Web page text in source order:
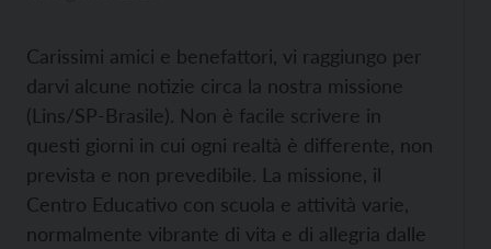
Carissimi amici e benefattori, vi raggiungo per
darvi alcune notizie circa la nostra missione
(Lins/SP-Brasile). Non è facile scrivere in
questi giorni in cui ogni realtà è differente, non
prevista e non prevedibile. La missione, il
Centro Educativo con scuola e attività varie,
normalmente vibrante di vita e di allegria dalle